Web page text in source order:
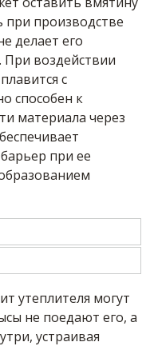
при производстве
делает его
воздействии
с
способен к
материала через
при ее
утеплителя могут
не поедают его, а
устраивая